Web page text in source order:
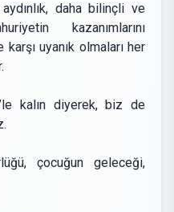
daha bilinçli ve
kazanımlarını
uyanık olmaları her
kalın diyerek, biz de
çocuğun geleceği,